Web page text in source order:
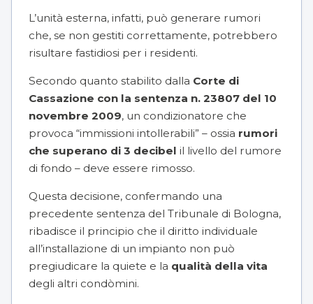
L’unità esterna, infatti, può generare rumori
che, se non gestiti correttamente, potrebbero
risultare fastidiosi per i residenti.
Secondo quanto stabilito dalla Corte di
Cassazione con la sentenza n. 23807 del 10
novembre 2009, un condizionatore che
provoca “immissioni intollerabili” – ossia rumori
che superano di 3 decibel il livello del rumore
di fondo – deve essere rimosso.
Questa decisione, confermando una
precedente sentenza del Tribunale di Bologna,
ribadisce il principio che il diritto individuale
all’installazione di un impianto non può
pregiudicare la quiete e la qualità della vita
degli altri condòmini.